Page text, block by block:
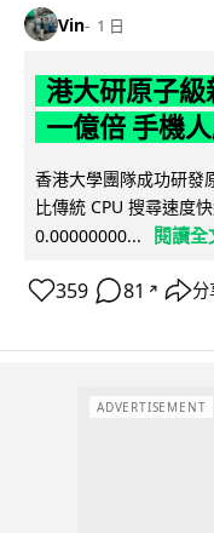
Vin 1 日
港大研原子
一億倍 手機
香港大學團隊成功研發
比傳統 CPU 搜尋速度
0.00000000...
閱讀全
359 81 ↗ 分
ADVERTISEMENT